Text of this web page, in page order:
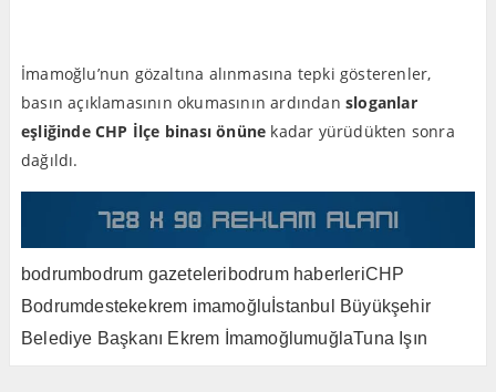
İmamoğlu’nun gözaltına alınmasına tepki gösterenler,
basın açıklamasının okumasının ardından sloganlar
eşliğinde CHP İlçe binası önüne kadar yürüdükten sonra
dağıldı.
bodrumbodrum gazeteleri bodrum haberleriCHP
Bodrumdestekekrem imamoğlu İstanbul Büyükşehir
Belediye Başkanı Ekrem İmamoğlumuğlaTuna Işın